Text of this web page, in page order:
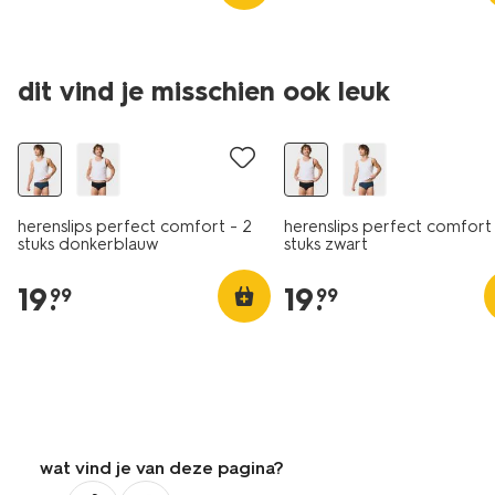
dit vind je misschien ook leuk
2+1 gratis
herenslips perfect comfort - 2
stuks donkerblauw
19.
99
2+1 gratis
herenslips perfect
stuks zwart
19.
99
wat vind je van deze pagina?